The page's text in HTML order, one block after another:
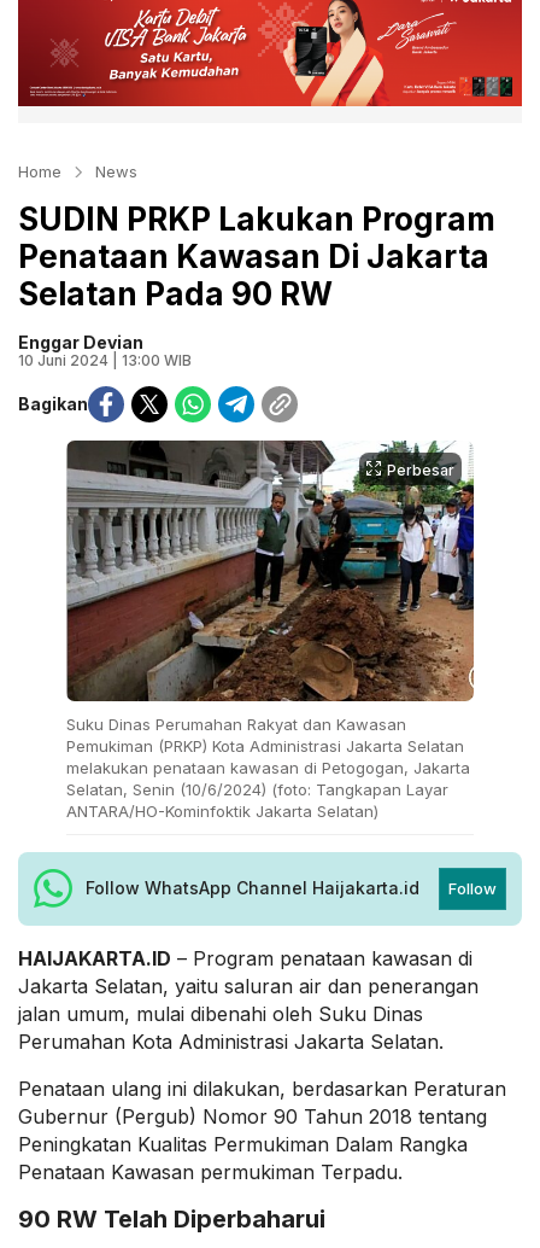
Home News
SUDIN PRKP Lakukan Program
Penataan Kawasan Di Jakarta
Selatan Pada 90 RW
Enggar Devian
10 Juni 2024 | 13:00 WIB
Bagikan
Perbesar
Suku Dinas Perumahan Rakyat dan Kawasan
Pemukiman (PRKP) Kota Administrasi Jakarta Selatan
melakukan penataan kawasan di Petogogan, Jakarta
Selatan, Senin (10/6/2024) (foto: Tangkapan Layar
ANTARA/HO-Kominfoktik Jakarta Selatan)
Follow WhatsApp Channel Haijakarta.id Follow
HAIJAKARTA.ID – Program penataan kawasan di
Jakarta Selatan, yaitu saluran air dan penerangan
jalan umum, mulai dibenahi oleh Suku Dinas
Perumahan Kota Administrasi Jakarta Selatan.
Penataan ulang ini dilakukan, berdasarkan Peraturan
Gubernur (Pergub) Nomor 90 Tahun 2018 tentang
Peningkatan Kualitas Permukiman Dalam Rangka
Penataan Kawasan permukiman Terpadu.
90 RW Telah Diperbaharui